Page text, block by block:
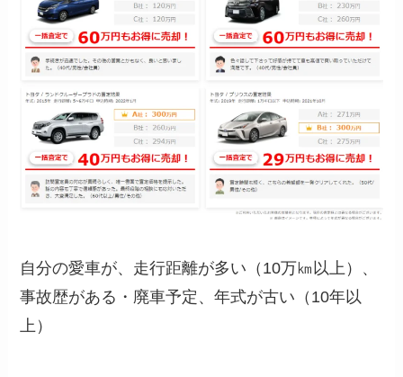
自分の愛車が、走行距離が多い（10万㎞以上）、
事故歴がある・廃車予定、年式が古い（10年以
上）